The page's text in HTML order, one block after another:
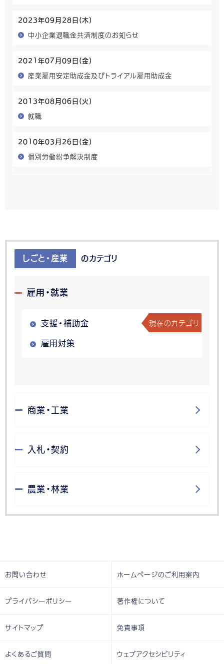
2023年09月28日(木)
中小企業退職金共済制度のお知らせ
2021年07月09日(金)
産業雇用安定助成金及びトライアル雇用助成金
2013年08月06日(火)
就職
2010年03月26日(金)
個別労働紛争解決制度
しごと・産業 のカテゴリ
雇用・就業
支援・補助金 現在のカテゴリ
雇用対策
商業・工業
入札・契約
農業・林業
お問い合わせ ホームページのご利用案内
プライバシーポリシー 著作権について
サイトマップ 免責事項
よくあるご質問 ウェブアクセシビリティ